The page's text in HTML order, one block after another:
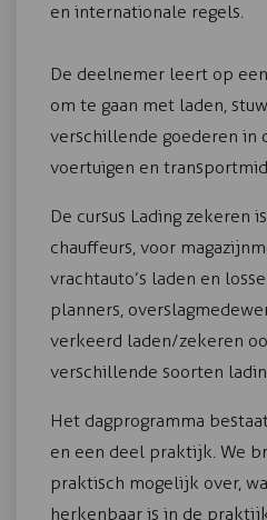
en internationale regels.
De deelnemer leert op
om te gaan met laden,
verschillende goederen in
voertuigen en
De cursus Lading zekeren
chauffeurs, voor
vrachtauto’s laden en
planners,
verkeerd laden/zekeren
verschillende soorten
Het dagprogramma
en een deel praktijk. We
praktisch mogelijk over,
herkenbaar is in de